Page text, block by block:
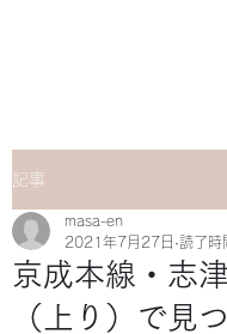
記事
京成本線・志
（上り）で見
masa-en
2021年7月27日 読了時